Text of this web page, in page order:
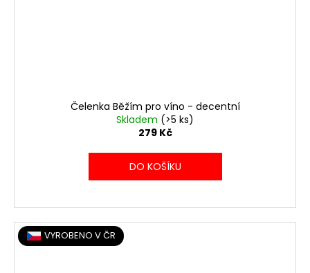
Čelenka Běžím pro víno - decentní
Skladem (>5 ks)
279 Kč
DO KOŠÍKU
VYROBENO V ČR